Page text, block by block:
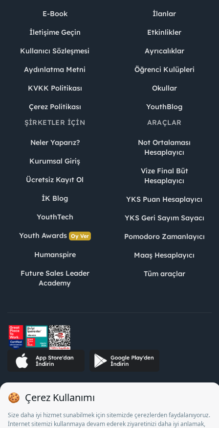
E-Book
İletişime Geçin
Kullanıcı Sözleşmesi
Aydınlatma Metni
KVKK Politikası
Çerez Politikası
İlanlar
Etkinlikler
Ayrıcalıklar
Öğrenci Kulüpleri
Okullar
YouthBlog
ŞIRKETLER İÇIN
Neler Yaparız?
Kurumsal Giriş
Ücretsiz Kayıt Ol
İK Blog
YouthTech
Youth Awards Oy Ver
Humanspire
Future Sales Leader
Academy
ARAÇLAR
Not Ortalaması
Hesaplayıcı
Vize Final Büt
Hesaplayıcı
YKS Puan Hesaplayıcı
YKS Geri Sayım Sayacı
Pomodoro Zamanlayıcı
Maaş Hesaplayıcı
Tüm araçlar
STJ İnsan Kaynakları Bilişim ve Danışmanlık A.Ş. Özel İstihdam
faaliyette bulunmak üzere, Türkiye İş Kurumu tarafından